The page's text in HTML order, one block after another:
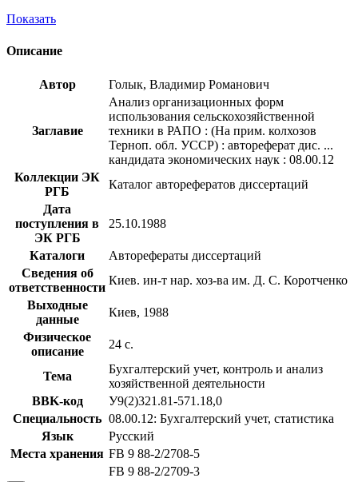
Показать
Описание
Автор Голык, Владимир Романович
Заглавие
Анализ организационных форм
использования сельскохозяйственной
техники в РАПО : (На прим. колхозов
Терноп. обл. УССР) : автореферат дис. ...
кандидата экономических наук : 08.00.12
Коллекции ЭК
РГБ
Каталог авторефератов диссертаций
Дата
поступления в
ЭК РГБ
25.10.1988
Каталоги
Авторефераты диссертаций
Сведения об
ответственности
Киев. ин-т нар. хоз-ва им. Д. С. Коротченко
Выходные
данные
Киев, 1988
Физическое
описание
24 с.
Тема
Бухгалтерский учет, контроль и анализ
хозяйственной деятельности
BBK-код
У9(2)321.81-571.18,0
Специальность 08.00.12: Бухгалтерский учет, статистика
Язык
Русский
Места хранения FB 9 88-2/2708-5
FB 9 88-2/2709-3